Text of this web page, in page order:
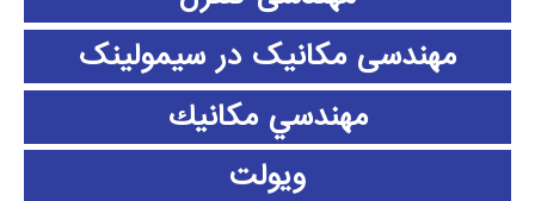
مهندسی مکانیک در سیمولینک
مهندسي مكانيك
ویولت